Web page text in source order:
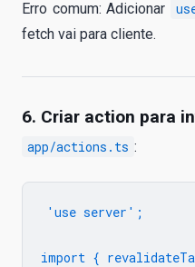
Erro comum: Adicionar
fetch vai para cliente.
6. Criar action para
app/actions.ts :
'use server';
import {